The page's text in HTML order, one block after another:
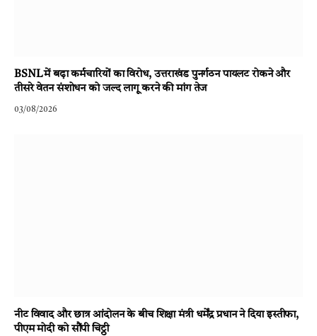
BSNL में बढ़ा कर्मचारियों का विरोध, उत्तराखंड पुनर्गठन पायलट रोकने और
तीसरे वेतन संशोधन को जल्द लागू करने की मांग तेज
03/08/2026
नीट विवाद और छात्र आंदोलन के बीच शिक्षा मंत्री धर्मेंद्र प्रधान ने दिया इस्तीफा,
पीएम मोदी को सौंपी चिट्ठी